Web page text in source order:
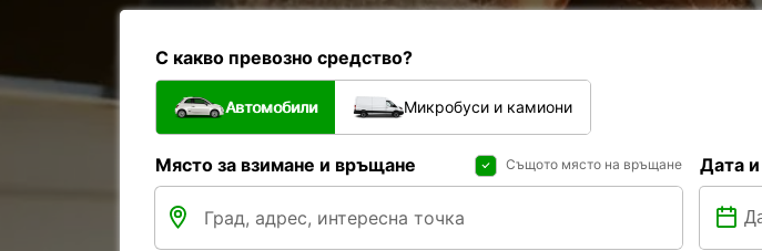
С какво превозно средство?
Автомобили Микробуси и камиони
Място за взимане и връщане Същото място на връщане Дата и